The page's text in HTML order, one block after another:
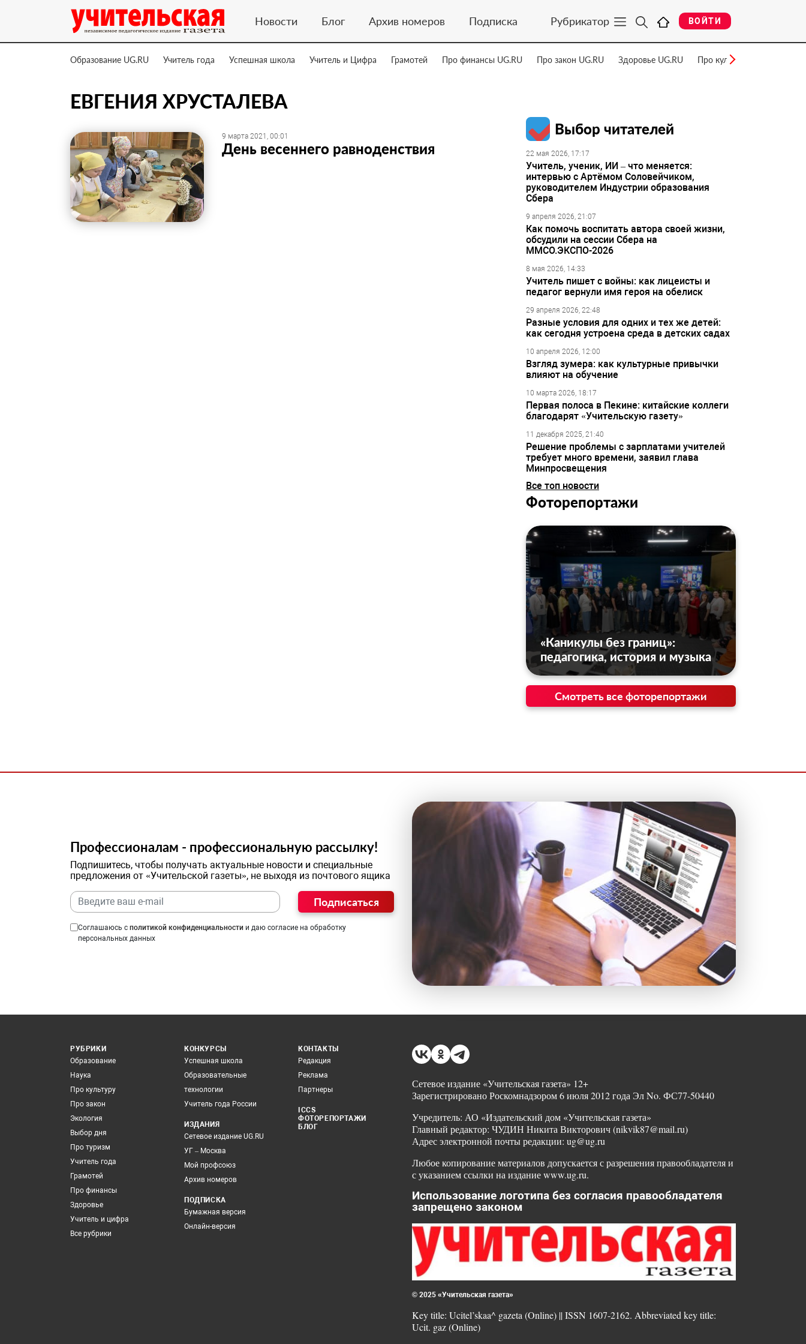
Новости Блог Архив номеров Подписка Рубрикатор ВОЙТИ
Образование UG.RU Учитель года Успешная школа Учитель и Цифра Грамотей Про финансы UG.RU Про закон UG.RU Здоровье UG.RU Про культуру UG.RU
ЕВГЕНИЯ ХРУСТАЛЕВА
9 марта 2021, 00:01
День весеннего равноденствия
Выбор читателей
22 мая 2026, 17:17
Учитель, ученик, ИИ – что меняется:
интервью с Артёмом Соловейчиком,
руководителем Индустрии образования
Сбера
9 апреля 2026, 21:07
Как помочь воспитать автора своей жизни,
обсудили на сессии Сбера на
ММСО.ЭКСПО-2026
8 мая 2026, 14:33
Учитель пишет с войны: как лицеисты и
педагог вернули имя героя на обелиск
29 апреля 2026, 22:48
Разные условия для одних и тех же детей:
как сегодня устроена среда в детских садах
10 апреля 2026, 12:00
Взгляд зумера: как культурные привычки
влияют на обучение
10 марта 2026, 18:17
Первая полоса в Пекине: китайские коллеги
благодарят «Учительскую газету»
11 декабря 2025, 21:40
Решение проблемы с зарплатами учителей
требует много времени, заявил глава
Минпросвещения
Все топ новости
Фоторепортажи
«Каникулы без границ»:
педагогика, история и музыка
Смотреть все фоторепортажи
Профессионалам - профессиональную рассылку!
Подпишитесь, чтобы получать актуальные новости и специальные
предложения от «Учительской газеты», не выходя из почтового ящика
Подписаться
Соглашаюсь с политикой конфиденциальности и даю согласие на обработку
персональных данных
РУБРИКИ
Образование
Наука
Про культуру
Про закон
Экология
Выбор дня
Про туризм
Учитель года
Грамотей
Про финансы
Здоровье
Учитель и цифра
Все рубрики
КОНКУРСЫ
Успешная школа
Образовательные
технологии
Учитель года России
ИЗДАНИЯ
Сетевое издание UG.RU
УГ – Москва
Мой профсоюз
Архив номеров
ПОДПИСКА
Бумажная версия
Онлайн-версия
КОНТАКТЫ
Редакция
Реклама
Партнеры
ICCS
ФОТОРЕПОРТАЖИ
БЛОГ
Сетевое издание «Учительская газета» 12+
Зарегистрировано Роскомнадзором 6 июля 2012 года Эл No. ФС77-50440
Учредитель: АО «Издательский дом «Учительская газета»
Главный редактор: ЧУДИН Никита Викторович (nikvik87@mail.ru)
Адрес электронной почты редакции: ug@ug.ru
Любое копирование материалов допускается с разрешения правообладателя и
с указанием ссылки на издание www.ug.ru.
Использование логотипа без согласия правообладателя
запрещено законом
© 2025 «Учительская газета»
Key title: Ucitel’skaa^ gazeta (Online) || ISSN 1607-2162. Abbreviated key title:
Ucit. gaz (Online)